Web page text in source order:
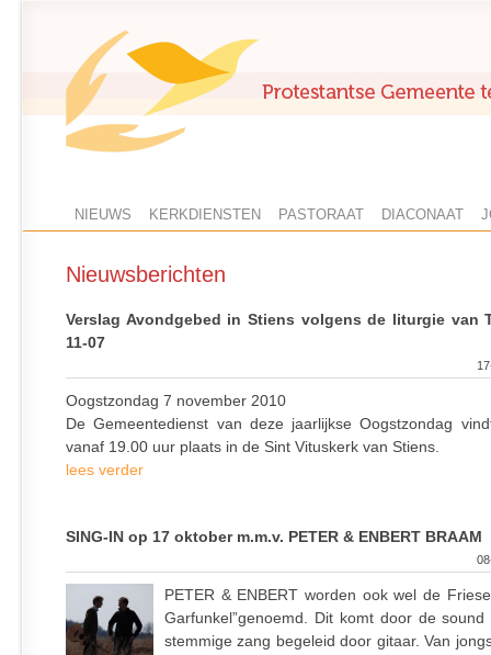
NIEUWS KERKDIENSTEN PASTORAAT DIACONAAT
Nieuwsberichten
Verslag Avondgebed in Stiens volgens de liturgie van
11-07
Oogstzondag 7 november 2010
De Gemeentedienst van deze jaarlijkse Oogstzondag
vanaf 19.00 uur plaats in de Sint Vituskerk van Stiens.
lees verder
SING-IN op 17 oktober m.m.v. PETER & ENBERT BRAAM
PETER & ENBERT worden ook wel de
Garfunkel”genoemd. Dit komt door de
stemmige zang begeleid door gitaar. Van